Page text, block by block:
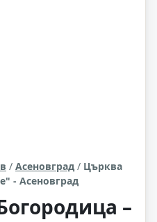
/ Асеновград / Църква
- Асеновград
–